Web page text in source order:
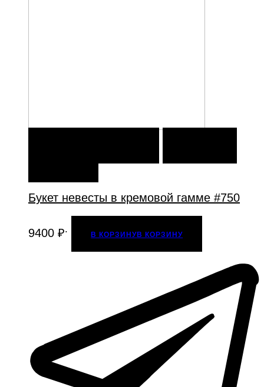
Букет невесты в кремовой гамме #750
9400 ₽. В КОРЗИНУВ КОРЗИНУ